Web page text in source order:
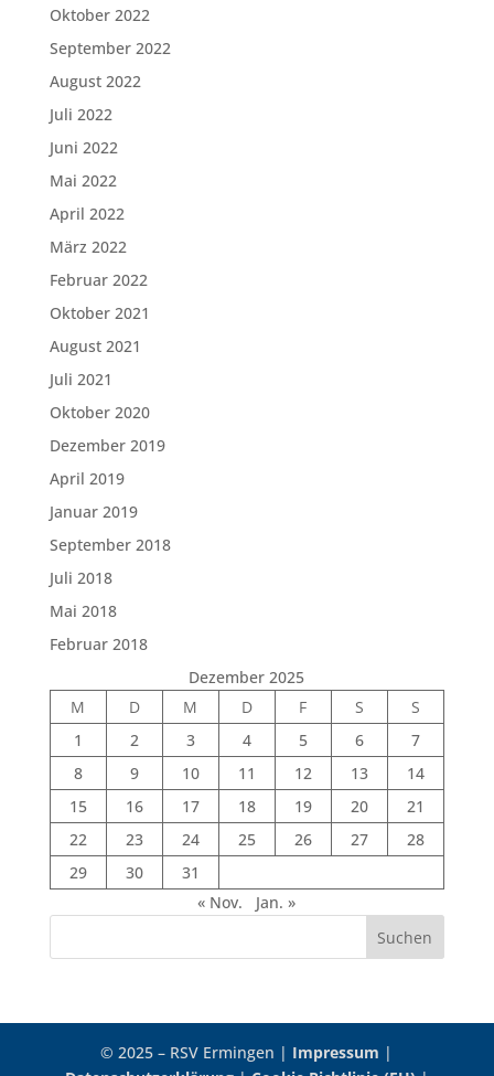
Oktober 2022
September 2022
August 2022
Juli 2022
Juni 2022
Mai 2022
April 2022
März 2022
Februar 2022
Oktober 2021
August 2021
Juli 2021
Oktober 2020
Dezember 2019
April 2019
Januar 2019
September 2018
Juli 2018
Mai 2018
Februar 2018
Dezember 2025
M
D M D F S
S
1
2 3 4 5 6
7
8
9 10 11 12 13
14
15
16 17 18 19 20
21
22
23 24 25 26 27
28
29
30
31
« Nov.
Jan. »
Suchen
© 2025 – RSV Ermingen | Impressum |